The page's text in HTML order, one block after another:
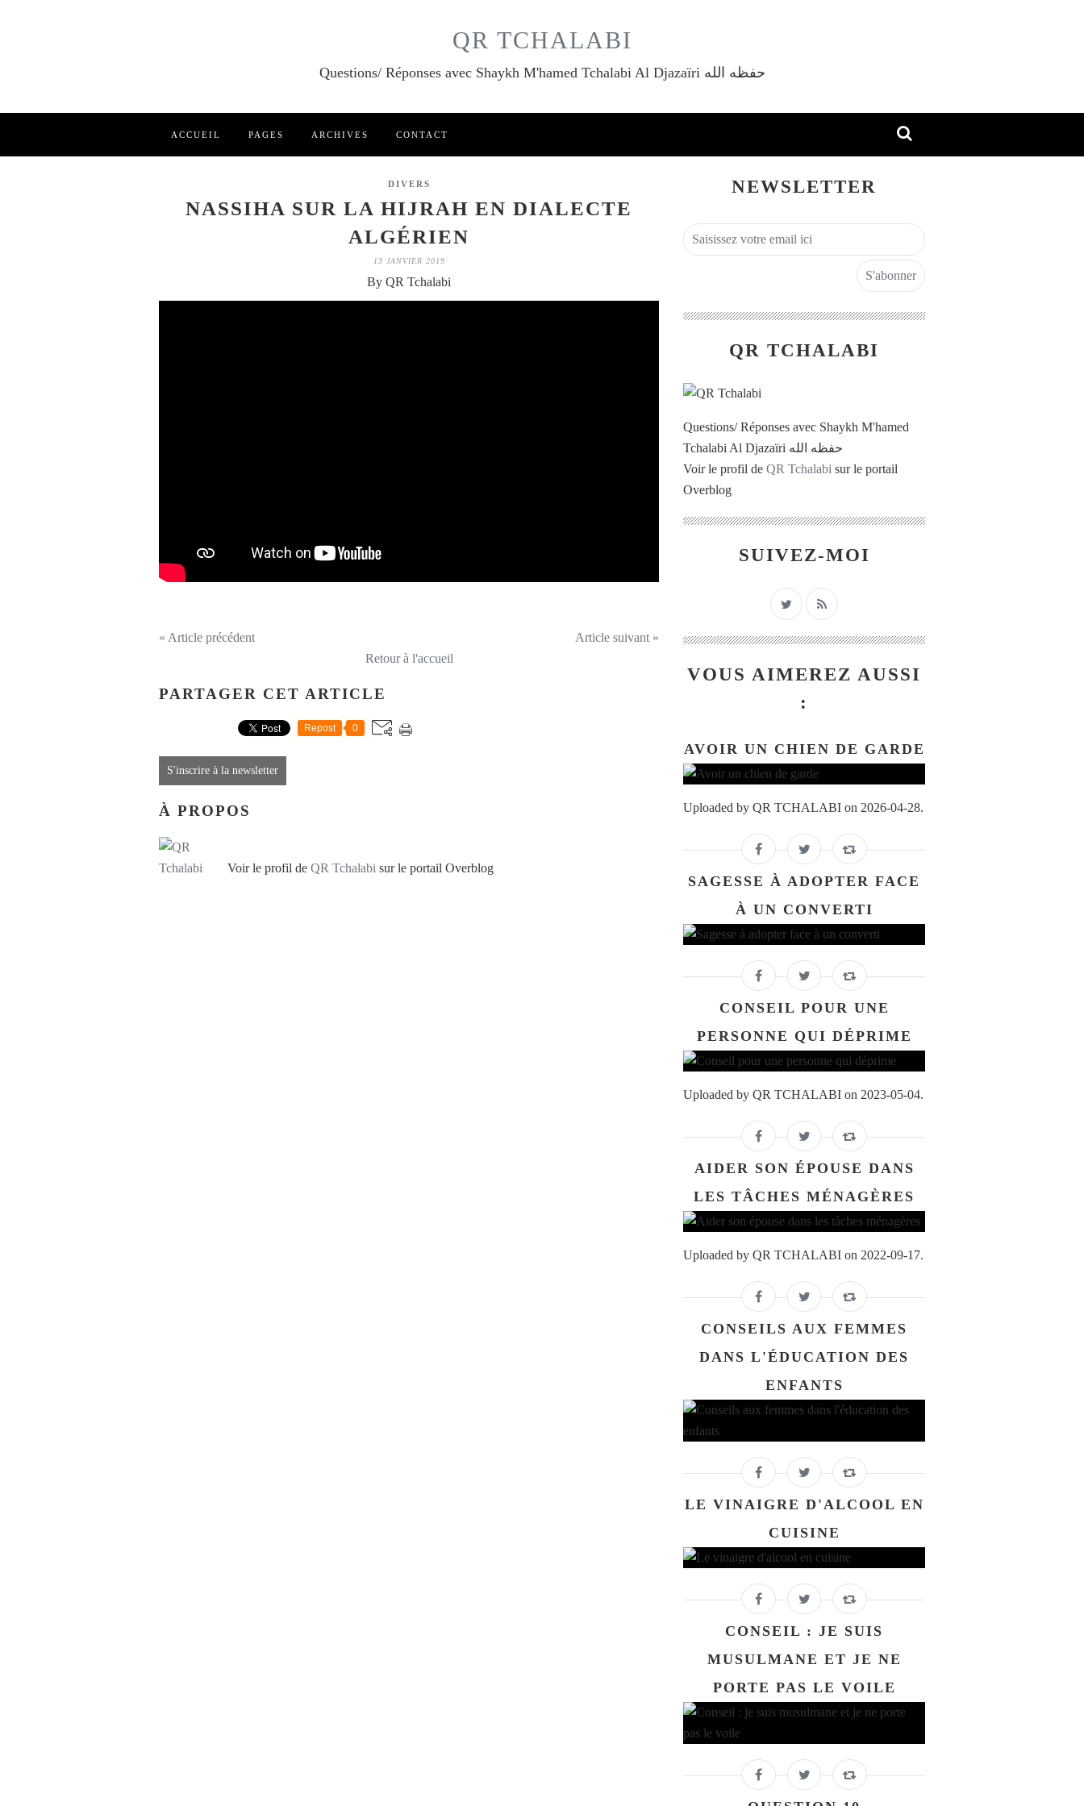
QR TCHALABI
Questions/ Réponses avec Shaykh M'hamed Tchalabi Al Djazaïri حفظه الله
ACCUEIL PAGES ARCHIVES CONTACT
DIVERS
NASSIHA SUR LA HIJRAH EN DIALECTE
ALGÉRIEN
13 JANVIER 2019
By QR Tchalabi
« Article précédent
Article suivant »
Retour à l'accueil
PARTAGER CET ARTICLE
Repost 0
S'inscrire à la newsletter
À PROPOS
Voir le profil de QR Tchalabi sur le portail Overblog
NEWSLETTER
QR TCHALABI
Questions/ Réponses avec Shaykh M'hamed
Tchalabi Al Djazaïri حفظه الله
Voir le profil de QR Tchalabi sur le portail
Overblog
SUIVEZ-MOI
VOUS AIMEREZ AUSSI
:
AVOIR UN CHIEN DE GARDE
Uploaded by QR TCHALABI on 2026-04-28.
SAGESSE À ADOPTER FACE
À UN CONVERTI
CONSEIL POUR UNE
PERSONNE QUI DÉPRIME
Uploaded by QR TCHALABI on 2023-05-04.
AIDER SON ÉPOUSE DANS
LES TÂCHES MÉNAGÈRES
Uploaded by QR TCHALABI on 2022-09-17.
CONSEILS AUX FEMMES
DANS L'ÉDUCATION DES
ENFANTS
LE VINAIGRE D'ALCOOL EN
CUISINE
CONSEIL : JE SUIS
MUSULMANE ET JE NE
PORTE PAS LE VOILE